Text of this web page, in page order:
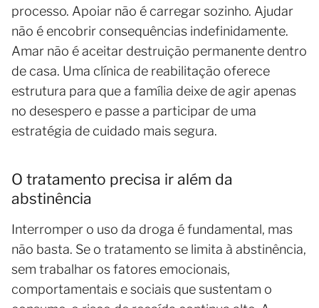
processo. Apoiar não é carregar sozinho. Ajudar
não é encobrir consequências indefinidamente.
Amar não é aceitar destruição permanente dentro
de casa. Uma clínica de reabilitação oferece
estrutura para que a família deixe de agir apenas
no desespero e passe a participar de uma
estratégia de cuidado mais segura.
O tratamento precisa ir além da
abstinência
Interromper o uso da droga é fundamental, mas
não basta. Se o tratamento se limita à abstinência,
sem trabalhar os fatores emocionais,
comportamentais e sociais que sustentam o